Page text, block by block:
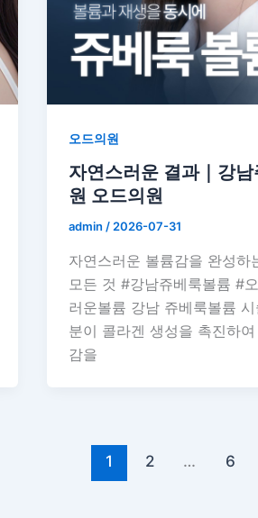
오드의원
자연스러운 결과｜강
원 오드의원
admin /2026-07-31
자연스러운 볼륨감을 완성하
모든 것 #강남쥬베룩볼륨 #
러운볼륨 강남 쥬베룩볼륨
분이 콜라겐 생성을 촉진하
감을
1 2 … 6